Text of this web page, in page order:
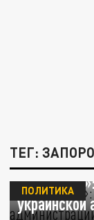
ТЕГ:
ПОЛИТИКА